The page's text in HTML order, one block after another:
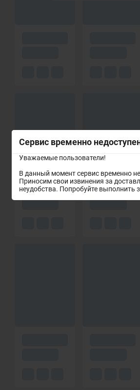
Сервис временно
Уважаемые пользователи!
В данный момент сервис временно
Приносим свои извинения за
неудобства. Попробуйте выполнить